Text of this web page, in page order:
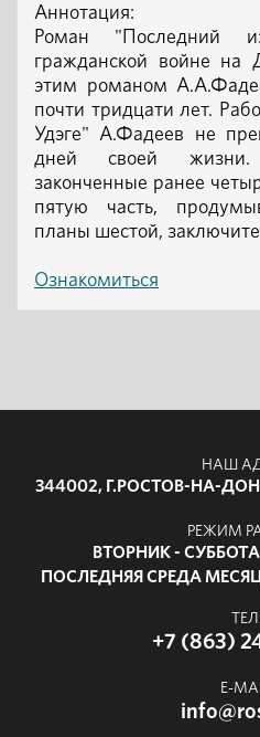
Аннотация:
Роман "Последний
гражданской войне на
этим романом
почти тридцати лет.
Удэге" А.Фадеев не
дней своей жизни.
законченные ранее
пятую часть,
планы шестой,
Ознакомиться
НАШ
344002, Г.РОСТОВ-НА-
РЕЖИМ
ВТОРНИК -
ПОСЛЕДНЯЯ СРЕДА
+7 (863)
E-